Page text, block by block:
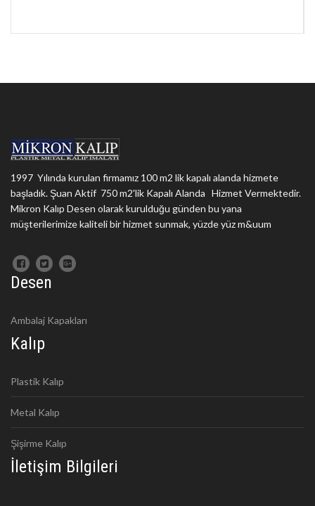
1997 Yılında kurulan firmamız 100 m2 lik kapalı alanda hizmete
başladık. Şuan Aktif 750 m2'lik Kapalı Alanda Hizmet Vermektedir.
Mikron Kalıp Desen olarak kurulduğu günden bu yana
müşterilerimize kaliteli bir hizmet sunmak, yüzde yüz m&uum
Desen
Ambalaj Kapakları
Kalıp
Plastik Kalıp
Metal Kalıp
Şişirme Kalıp
İletişim Bilgileri